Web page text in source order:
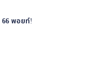
66พอยท์!